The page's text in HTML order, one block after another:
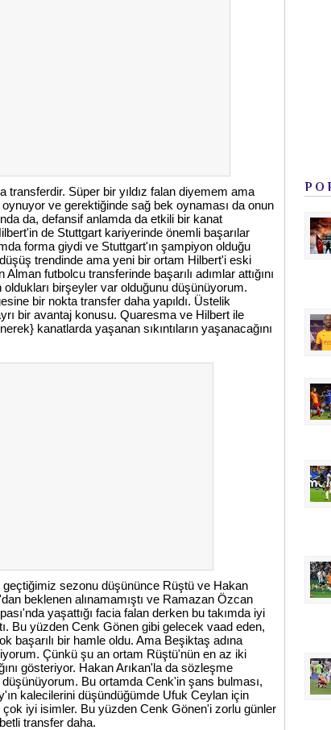
Süper bir yıldız falan diyemem ama
ve gerektiğinde sağ bek oynaması da onun
da, defansif anlamda da etkili bir kanat
de Stuttgart kariyerinde önemli başarılar
forma giydi ve Stuttgart'ın şampiyon olduğu
trendinde ama yeni bir ortam Hilbert'i eski
futbolcu transferinde başarılı adımlar attığını
birşeyler var olduğunu düşünüyorum.
bir nokta transfer daha yapıldı. Üstelik
bir avantaj konusu. Quaresma ve Hilbert ile
kanatlarda yaşanan sıkıntıların yaşanacağını
sezonu düşününce Rüştü ve Hakan
beklenen alınamamıştı ve Ramazan Özcan
yaşattığı facia falan derken bu takımda iyi
Bu yüzden Cenk Gönen gibi gelecek vaad eden,
başarılı bir hamle oldu. Ama Beşiktaş adına
Çünkü şu an ortam Rüştü'nün en az iki
gösteriyor. Hakan Arıkan'la da sözleşme
Bu ortamda Cenk'in şans bulması,
kalecilerini düşündüğümde Ufuk Ceylan için
iyi isimler. Bu yüzden Cenk Gönen'i zorlu günler
transfer daha.